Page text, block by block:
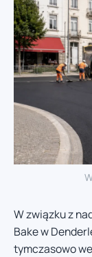
W związku z
Bake w
tymczasowo